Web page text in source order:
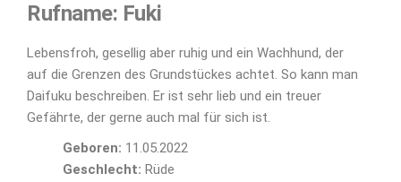
Rufname: Fuki
Lebensfroh, gesellig aber ruhig und ein Wachhund, der
auf die Grenzen des Grundstückes achtet. So kann man
Daifuku beschreiben. Er ist sehr lieb und ein treuer
Gefährte, der gerne auch mal für sich ist.
Geboren: 11.05.2022
Geschlecht: Rüde